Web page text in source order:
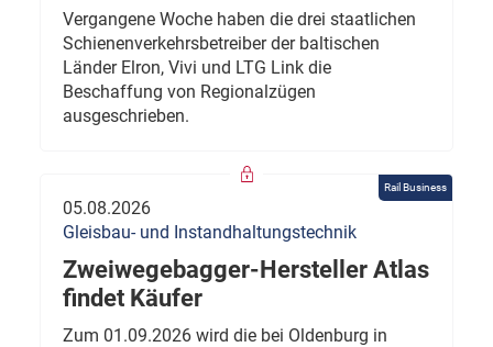
Vergangene Woche haben die drei staatlichen
Schienenverkehrsbetreiber der baltischen
Länder Elron, Vivi und LTG Link die
Beschaffung von Regionalzügen
ausgeschrieben.
Rail Business
05.08.2026
Gleisbau- und Instandhaltungstechnik
Zweiwegebagger-Hersteller Atlas
findet Käufer
Zum 01.09.2026 wird die bei Oldenburg in